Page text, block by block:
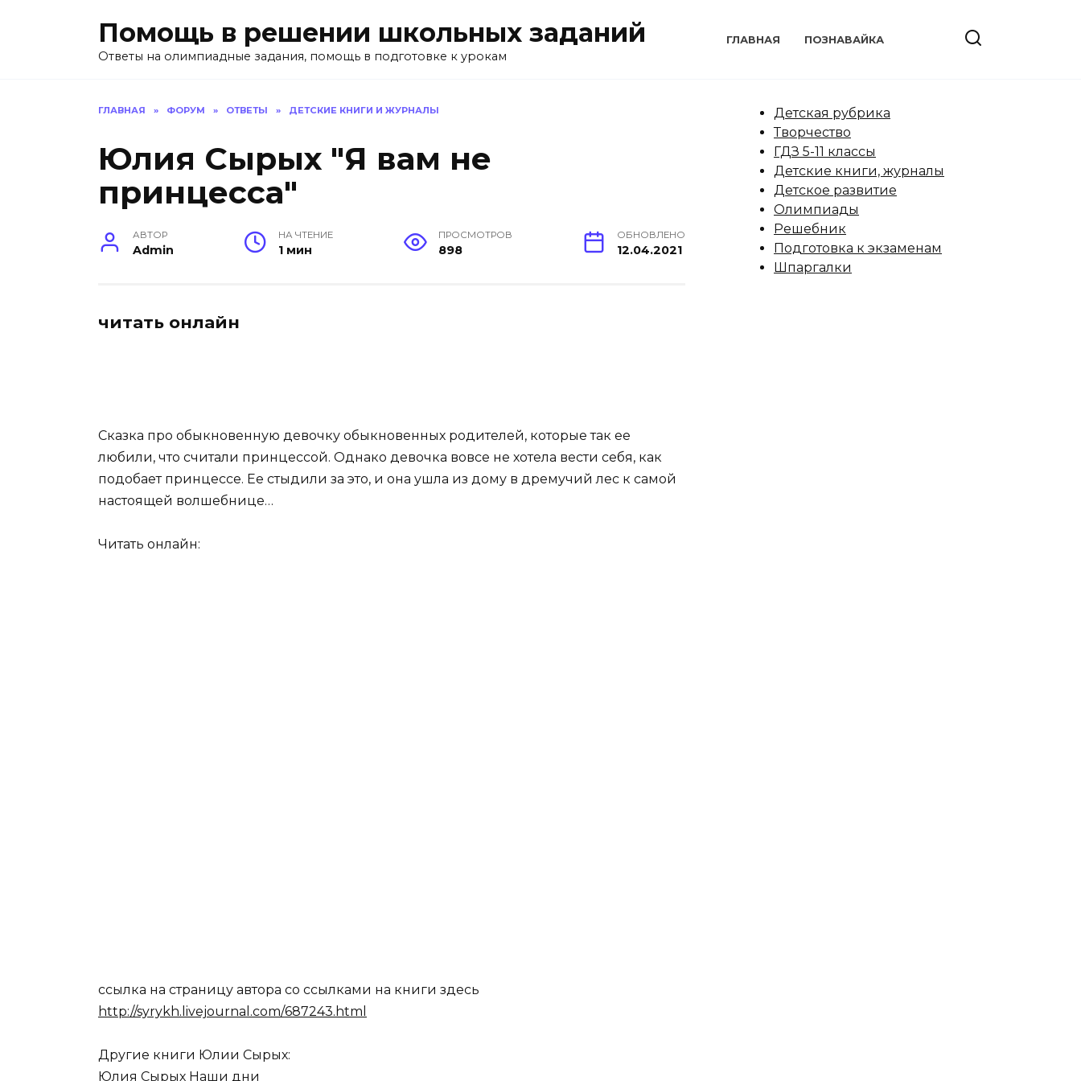
Помощь в решении школьных заданий
Ответы на олимпиадные задания, помощь в подготовке к урокам
ГЛАВНАЯ ПОЗНАВАЙКА
ГЛАВНАЯ » ФОРУМ » ОТВЕТЫ » ДЕТСКИЕ КНИГИ И ЖУРНАЛЫ
Юлия Сырых "Я вам не
принцесса"
АВТОР
Admin
НА ЧТЕНИЕ
1 мин
ПРОСМОТРОВ
898
ОБНОВЛЕНО
12.04.2021
читать онлайн
Сказка про обыкновенную девочку обыкновенных родителей, которые так ее
любили, что считали принцессой. Однако девочка вовсе не хотела вести себя, как
подобает принцессе. Ее стыдили за это, и она ушла из дому в дремучий лес к самой
настоящей волшебнице…
Читать онлайн:
ссылка на страницу автора со ссылками на книги здесь
http://syrykh.livejournal.com/687243.html
Другие книги Юлии Сырых:
Юлия Сырых Наши дни
Детская рубрика
Творчество
ГДЗ 5-11 классы
Детские книги, журналы
Детское развитие
Олимпиады
Решебник
Подготовка к экзаменам
Шпаргалки